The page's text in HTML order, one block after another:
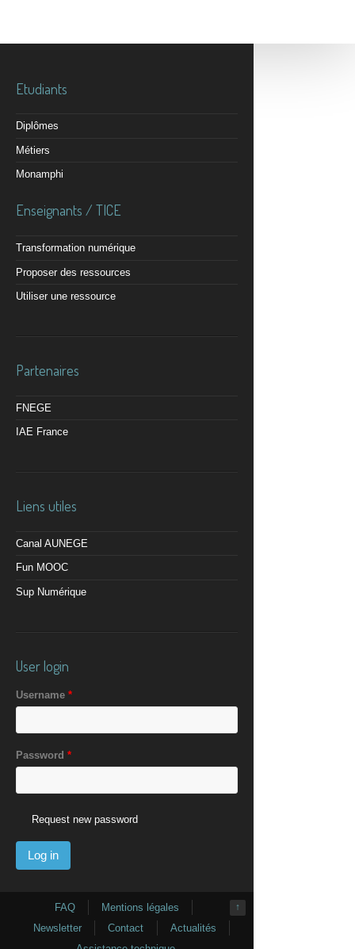
Etudiants
Diplômes
Métiers
Monamphi
Enseignants / TICE
Transformation numérique
Proposer des ressources
Utiliser une ressource
Partenaires
FNEGE
IAE France
Liens utiles
Canal AUNEGE
Fun MOOC
Sup Numérique
User login
Username *
Password *
Request new password
↑
FAQ
Mentions légales
Newsletter
Contact
Actualités